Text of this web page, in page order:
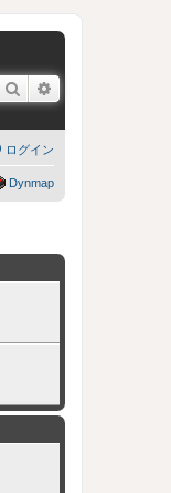
検索
ログイン
Dynmap